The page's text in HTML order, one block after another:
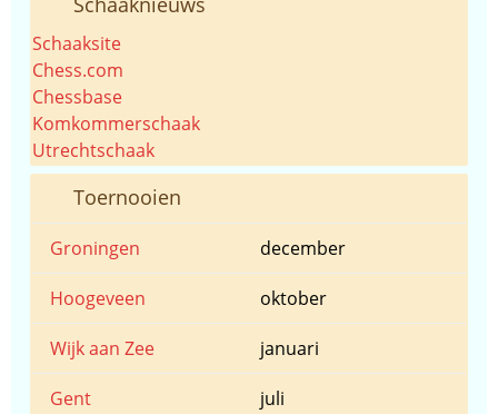
Schaaksite
Chess.com
Chessbase
Komkommerschaak
Utrechtschaak
Toernooien
Groningen december
Hoogeveen oktober
Wijk aan Zee januari
Gent juli